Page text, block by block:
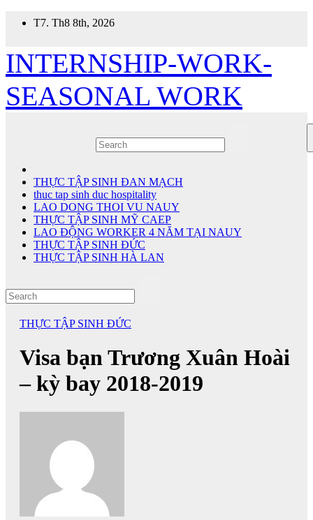
T7. Th8 8th, 2026
INTERNSHIP-WORK-
SEASONAL WORK
THỰC TẬP SINH ĐAN MẠCH
thuc tap sinh duc hospitality
LAO DONG THOI VU NAUY
THỰC TẬP SINH MỸ CAEP
LAO ĐỘNG WORKER 4 NĂM TẠI NAUY
THỰC TẬP SINH ĐỨC
THỰC TẬP SINH HÀ LAN
THỰC TẬP SINH ĐỨC
Visa bạn Trương Xuân Hoài
– kỳ bay 2018-2019